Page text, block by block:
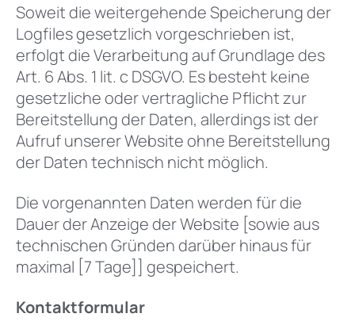
Soweit die weitergehende Speicherung der
Logfiles gesetzlich vorgeschrieben ist,
erfolgt die Verarbeitung auf Grundlage des
Art. 6 Abs. 1 lit. c DSGVO. Es besteht keine
gesetzliche oder vertragliche Pflicht zur
Bereitstellung der Daten, allerdings ist der
Aufruf unserer Website ohne Bereitstellung
der Daten technisch nicht möglich.
Die vorgenannten Daten werden für die
Dauer der Anzeige der Website [sowie aus
technischen Gründen darüber hinaus für
maximal [7 Tage]] gespeichert.
Kontaktformular